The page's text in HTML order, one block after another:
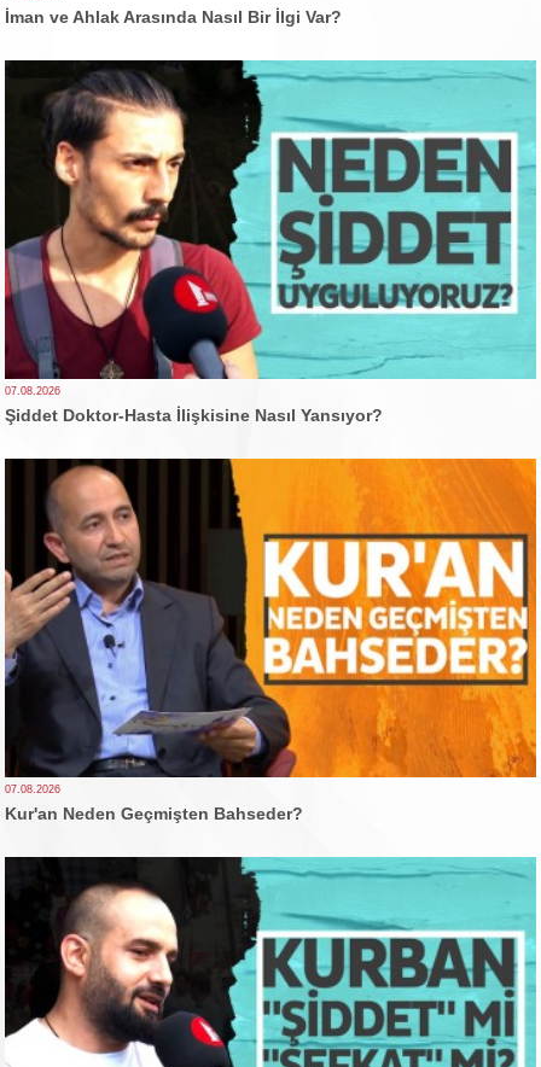
İman ve Ahlak Arasında Nasıl Bir İlgi Var?
07.08.2026
Şiddet Doktor-Hasta İlişkisine Nasıl Yansıyor?
07.08.2026
Kur'an Neden Geçmişten Bahseder?